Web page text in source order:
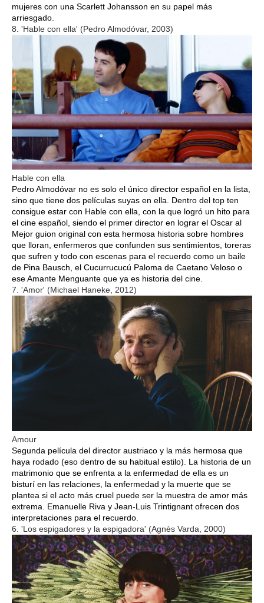
mujeres con una Scarlett Johansson en su papel más
arriesgado.
8. 'Hable con ella' (Pedro Almodóvar, 2003)
Hable con ella
Pedro Almodóvar no es solo el único director español en la lista,
sino que tiene dos películas suyas en ella. Dentro del top ten
consigue estar con Hable con ella, con la que logró un hito para
el cine español, siendo el primer director en lograr el Oscar al
Mejor guion original con esta hermosa historia sobre hombres
que lloran, enfermeros que confunden sus sentimientos, toreras
que sufren y todo con escenas para el recuerdo como un baile
de Pina Bausch, el Cucurrucucú Paloma de Caetano Veloso o
ese Amante Menguante que ya es historia del cine.
7. 'Amor' (Michael Haneke, 2012)
Amour
Segunda película del director austriaco y la más hermosa que
haya rodado (eso dentro de su habitual estilo). La historia de un
matrimonio que se enfrenta a la enfermedad de ella es un
bisturí en las relaciones, la enfermedad y la muerte que se
plantea si el acto más cruel puede ser la muestra de amor más
extrema. Emanuelle Riva y Jean-Luis Trintignant ofrecen dos
interpretaciones para el recuerdo.
6. 'Los espigadores y la espigadora' (Agnès Varda, 2000)